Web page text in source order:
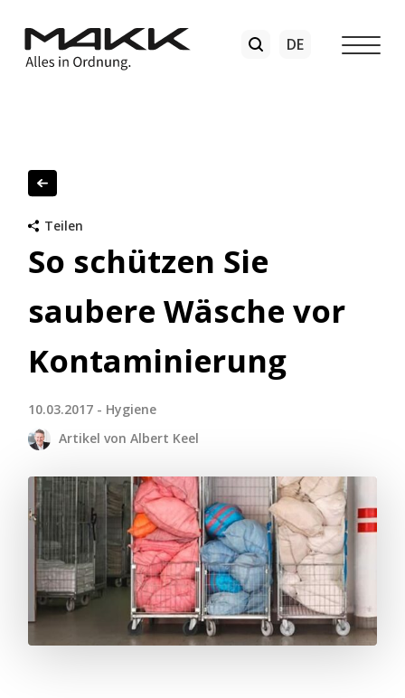
Teilen
So schützen Sie
saubere Wäsche vor
Kontaminierung
10.03.2017 - Hygiene
Artikel von Albert Keel